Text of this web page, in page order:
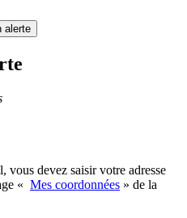
alerte
vous devez saisir votre adresse
« Mes coordonnées » de la